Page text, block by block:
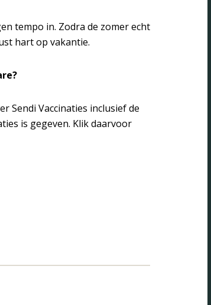
tempo in. Zodra de zomer echt
hart op vakantie.
Sendi Vaccinaties inclusief de
is gegeven. Klik daarvoor